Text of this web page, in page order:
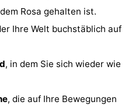
Rosa gehalten ist.
Ihre Welt buchstäblich auf
, in dem Sie sich wieder wie
, die auf Ihre Bewegungen